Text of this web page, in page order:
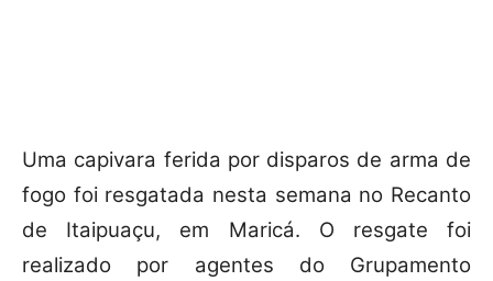
Uma capivara ferida por disparos de arma de
fogo foi resgatada nesta semana no Recanto
de Itaipuaçu, em Maricá. O resgate foi
realizado por agentes do Grupamento